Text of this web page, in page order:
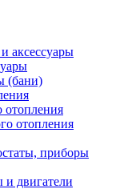
аксессуары
(бани)
отопления
отопления
приборы
и двигатели